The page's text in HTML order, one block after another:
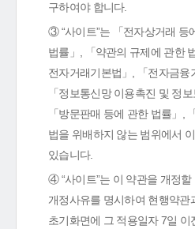
구하여야 합니다.
③ “사이트”는 「전자상거래 등
법률」, 「약관의 규제에 관한
전자거래기본법」, 「전자금융
「정보통신망 이용촉진 및 정
「방문판매 등에 관한 법률」,
법을 위배하지 않는 범위에서
있습니다.
④ “사이트”는 이 약관을 개정
개정사유를 명시하여 현행약관
초기화면에 그 적용일자 7일